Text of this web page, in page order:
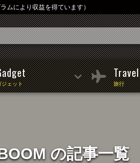
ムにより収益を得ています）
ジェット
Travel
旅行
の記事一覧